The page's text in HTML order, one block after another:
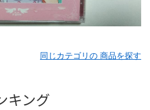
同じカテゴリの 商品を探す
キング